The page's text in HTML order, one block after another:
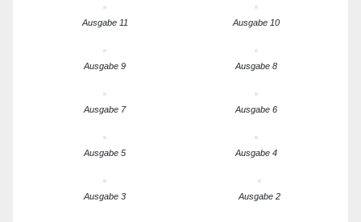
Ausgabe 11 Ausgabe 10
Ausgabe 9 Ausgabe 8
Ausgabe 7 Ausgabe 6
Ausgabe 5 Ausgabe 4
Ausgabe 3 Ausgabe 2